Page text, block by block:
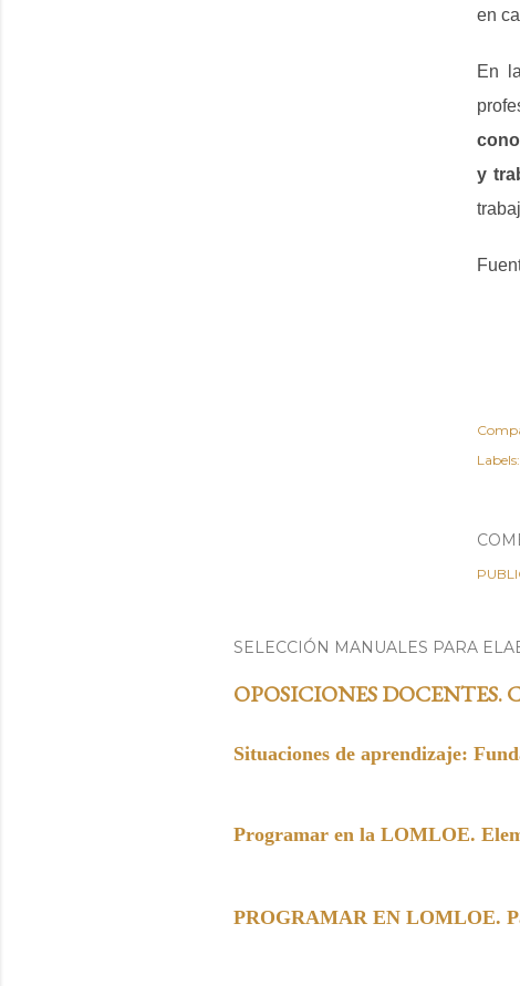
en
En
y
Labels:
SELECCIÓN MANUALES PARA
OPOSICIONES
Situaciones de aprendizaje:
Programar en la LOMLOE.
PROGRAMAR EN LOMLOE.